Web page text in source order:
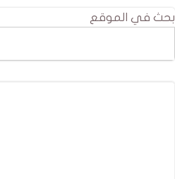
بحث في الموقع